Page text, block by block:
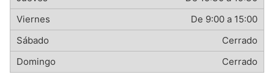
De 9:00 a 15:00
Cerrado
Cerrado